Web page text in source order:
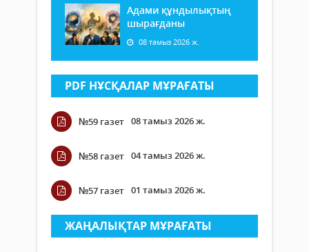
Адами құндылықтың
шырағданы
08 тамыз 2026 ж.
PDF НҰСҚАЛАР МҰРАҒАТЫ
№59 газет 08 тамыз 2026 ж.
№58 газет 04 тамыз 2026 ж.
№57 газет 01 тамыз 2026 ж.
ЖАҢАЛЫҚТАР МҰРАҒАТЫ